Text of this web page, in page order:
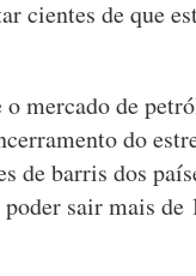
cientes de que
mercado de
do
de barris dos
sair mais